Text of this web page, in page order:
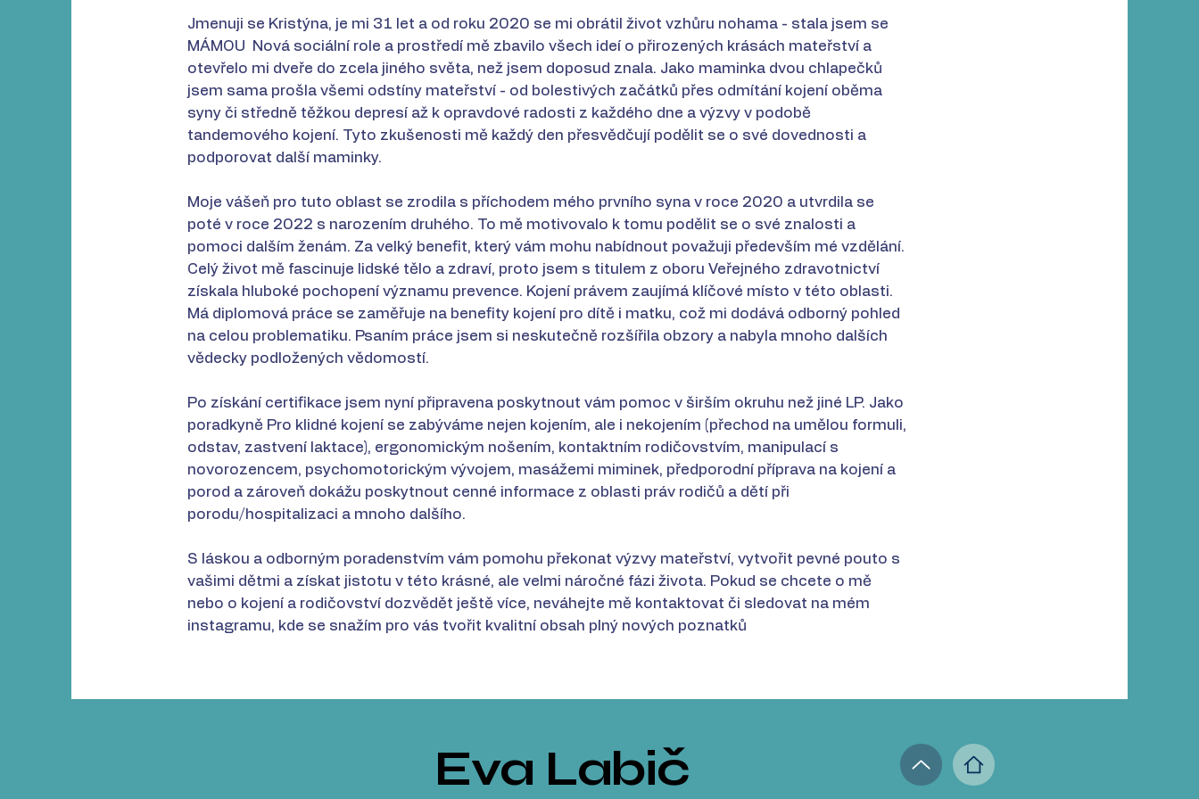
Jmenuji se Kristýna, je mi 31 let a od roku 2020 se mi obrátil život vzhůru nohama - stala jsem se
MÁMOU Nová sociální role a prostředí mě zbavilo všech ideí o přirozených krásách mateřství a
otevřelo mi dveře do zcela jiného světa, než jsem doposud znala. Jako maminka dvou chlapečků
jsem sama prošla všemi odstíny mateřství - od bolestivých začátků přes odmítání kojení oběma
syny či středně těžkou depresí až k opravdové radosti z každého dne a výzvy v podobě
tandemového kojení. Tyto zkušenosti mě každý den přesvědčují podělit se o své dovednosti a
podporovat další maminky.
Moje vášeň pro tuto oblast se zrodila s příchodem mého prvního syna v roce 2020 a utvrdila se
poté v roce 2022 s narozením druhého. To mě motivovalo k tomu podělit se o své znalosti a
pomoci dalším ženám. Za velký benefit, který vám mohu nabídnout považuji především mé vzdělání.
Celý život mě fascinuje lidské tělo a zdraví, proto jsem s titulem z oboru Veřejného zdravotnictví
získala hluboké pochopení významu prevence. Kojení právem zaujímá klíčové místo v této oblasti.
Má diplomová práce se zaměřuje na benefity kojení pro dítě i matku, což mi dodává odborný pohled
na celou problematiku. Psaním práce jsem si neskutečně rozšířila obzory a nabyla mnoho dalších
vědecky podložených vědomostí.
Po získání certifikace jsem nyní připravena poskytnout vám pomoc v širším okruhu než jiné LP. Jako
poradkyně Pro klidné kojení se zabýváme nejen kojením, ale i nekojením (přechod na umělou formuli,
odstav, zastvení laktace), ergonomickým nošením, kontaktním rodičovstvím, manipulací s
novorozencem, psychomotorickým vývojem, masážemi miminek, předporodní příprava na kojení a
porod a zároveň dokážu poskytnout cenné informace z oblasti práv rodičů a dětí při
porodu/hospitalizaci a mnoho dalšího.
S láskou a odborným poradenstvím vám pomohu překonat výzvy mateřství, vytvořit pevné pouto s
vašimi dětmi a získat jistotu v této krásné, ale velmi náročné fázi života. Pokud se chcete o mě
nebo o kojení a rodičovství dozvědět ještě více, neváhejte mě kontaktovat či sledovat na mém
instagramu, kde se snažím pro vás tvořit kvalitní obsah plný nových poznatků
Eva Labič